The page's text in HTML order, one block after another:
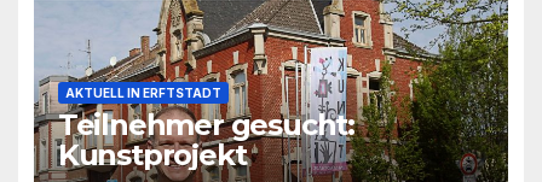
AKTUELL IN ERFTSTADT
Teilnehmer gesucht:
Kunstprojekt